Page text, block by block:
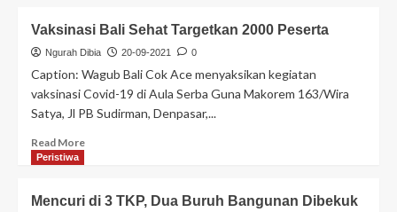
Vaksinasi Bali Sehat Targetkan 2000 Peserta
Ngurah Dibia 20-09-2021 0
Caption: Wagub Bali Cok Ace menyaksikan kegiatan
vaksinasi Covid-19 di Aula Serba Guna Makorem 163/Wira
Satya, Jl PB Sudirman, Denpasar,...
Read More
Peristiwa
Mencuri di 3 TKP, Dua Buruh Bangunan Dibekuk